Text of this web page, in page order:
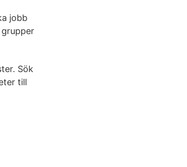
jobb
Sök
till